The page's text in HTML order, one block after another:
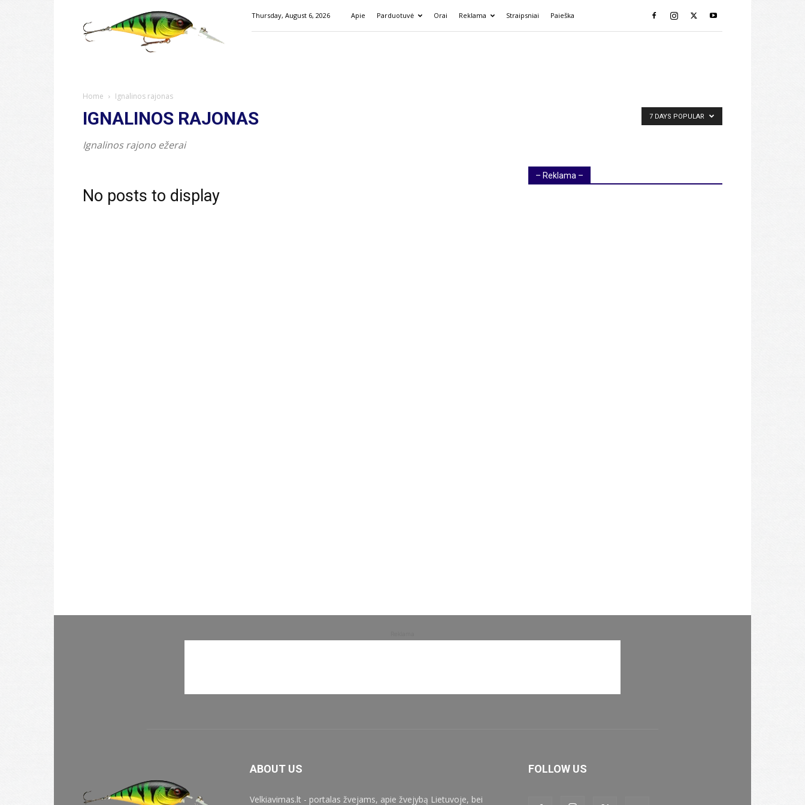
Thursday, August 6, 2026 Apie Parduotuvė Orai Reklama Straipsniai Paieška
Home Ignalinos rajonas
IGNALINOS RAJONAS
Ignalinos rajono ežerai
7 DAYS POPULAR
No posts to display
– Reklama –
ABOUT US
Velkiavimas.lt - portalas žvejams, apie žvejybą Lietuvoje, bei
FOLLOW US